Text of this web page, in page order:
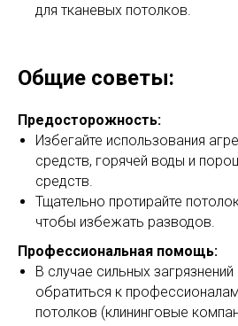
для тканевых потолков.
Общие советы:
Предосторожность:
Избегайте использования
средств, горячей воды и
средств.
Тщательно протирайте
чтобы избежать разводов.
Профессиональная помощь:
В случае сильных
обратиться к
потолков (клининговые